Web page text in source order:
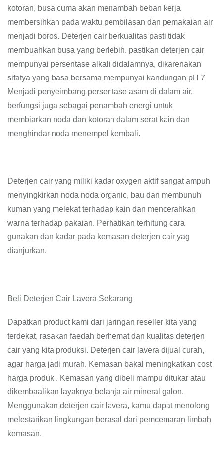
kotoran, busa cuma akan menambah beban kerja
membersihkan pada waktu pembilasan dan pemakaian air
menjadi boros. Deterjen cair berkualitas pasti tidak
membuahkan busa yang berlebih. pastikan deterjen cair
mempunyai persentase alkali didalamnya, dikarenakan
sifatya yang basa bersama mempunyai kandungan pH 7
Menjadi penyeimbang persentase asam di dalam air,
berfungsi juga sebagai penambah energi untuk
membiarkan noda dan kotoran dalam serat kain dan
menghindar noda menempel kembali.
Deterjen cair yang miliki kadar oxygen aktif sangat ampuh
menyingkirkan noda noda organic, bau dan membunuh
kuman yang melekat terhadap kain dan mencerahkan
warna terhadap pakaian. Perhatikan terhitung cara
gunakan dan kadar pada kemasan deterjen cair yag
dianjurkan.
Beli Deterjen Cair Lavera Sekarang
Dapatkan product kami dari jaringan reseller kita yang
terdekat, rasakan faedah berhemat dan kualitas deterjen
cair yang kita produksi. Deterjen cair lavera dijual curah,
agar harga jadi murah. Kemasan bakal meningkatkan cost
harga produk . Kemasan yang dibeli mampu ditukar atau
dikembaalikan layaknya belanja air mineral galon.
Menggunakan deterjen cair lavera, kamu dapat menolong
melestarikan lingkungan berasal dari pemcemaran limbah
kemasan.